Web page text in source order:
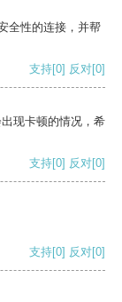
全性的连接，并帮
支持[0] 反对[0]
现卡顿的情况，希
支持[0] 反对[0]
支持[0] 反对[0]